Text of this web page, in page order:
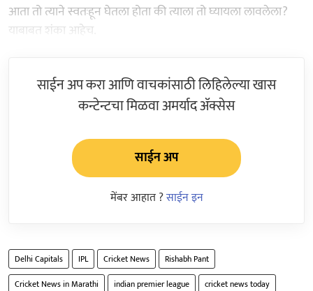
आता तो त्याने स्वतःहून घेतला होता की त्याला तो घ्यायला लावलेला?
याबाबत शंका आहेच.
साईन अप करा आणि वाचकांसाठी लिहिलेल्या खास
कन्टेन्टचा मिळवा अमर्याद ॲक्सेस
साईन अप
मेंबर आहात ?साईन इन
Delhi Capitals IPL Cricket News
Rishabh Pant
Cricket News in Marathi
indian premier league cricket news today